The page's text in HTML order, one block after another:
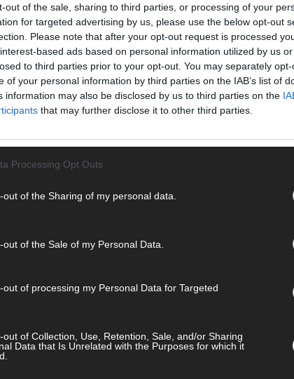
out of the sale, sharing to third parties, or processing of your
for targeted advertising by us, please use the below opt-out
Please note that after your opt-out request is processed
based ads based on personal information utilized by us
to third parties prior to your opt-out. You may separately
of your personal information by third parties on the IAB’s list of
information may also be disclosed by us to third parties on the
that may further disclose it to other third parties.
Processing Opt Outs
out of the Sharing of my personal data.
of the Sale of my Personal Data.
out of processing my Personal Data for Targeted
out of Collection, Use, Retention, Sale, and/or Sharing
Data that Is Unrelated with the Purposes for which it
TRENDBAROMETER
AD